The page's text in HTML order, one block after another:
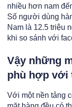
nhiều hơn nam
Số người dùng
Nam là 12.5 triệu
khi so sánh với
Vậy những
phù hợp với
Với một nền tảng